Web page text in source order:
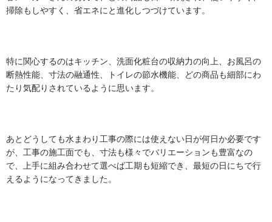
掃除もしやすく、省エネにと進化しつづけています。
特に関心するのはキッチン、洗面化粧台の収納力の向上、お風呂の
断熱性能、寸法の融通性、トイレの節水機能、どの商品も細部にわ
たり気配りされているように思います。
あとどうしても水まわり工事の際には使えない日が何日か必要です
が、工事の施工面でも、寸法も様々でバリエーションも豊富なの
で、上手に組み合わせて選べば工期も短縮でき、最短の日にちで行
えるようになってきました。